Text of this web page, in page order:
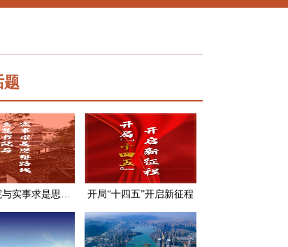
题
岳麓书院与实事求是思想路线 开局“十四五”开启新征程